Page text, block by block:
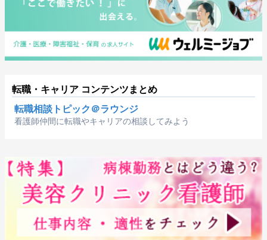
転職・キャリア コンテンツまとめ
転職相談トピック＠ラウンジ
看護師仲間に転職やキャリアの相談してみよう